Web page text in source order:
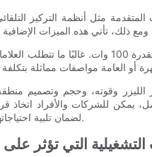
مثل أنظمة التركيز
علاوة على ذلك، يمكن أن تؤثر العلامة التجارية وسمعة الشركة
بما في ذلك جودة مصدر الليزر وقوته،
يمكن للشركات والأفراد اتخاذ
لضمان تلبية احتياجاتهم المحددة في مجال النقش مع تحسين ميزانيتهم.
التشغيلية التي تؤثر